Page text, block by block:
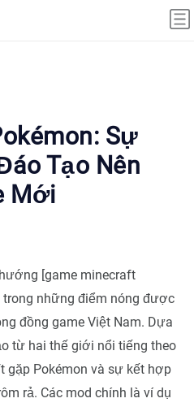
Sự
Tạo Nên
Mới
[game minecraft
những điểm nóng được
đồng game Việt Nam. Dựa
từ hai thế giới nổi tiếng theo
gặp Pokémon và sự kết hợp
rả. Các mod chính là ví dụ